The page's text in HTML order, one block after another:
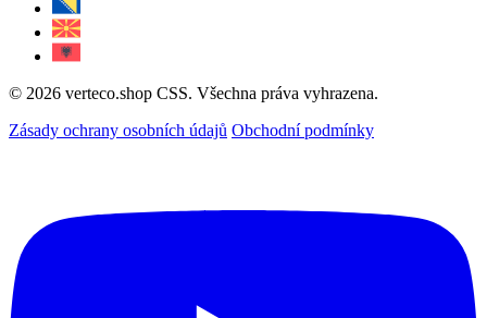
© 2026 verteco.shop CSS. Všechna práva vyhrazena.
Zásady ochrany osobních údajů Obchodní podmínky